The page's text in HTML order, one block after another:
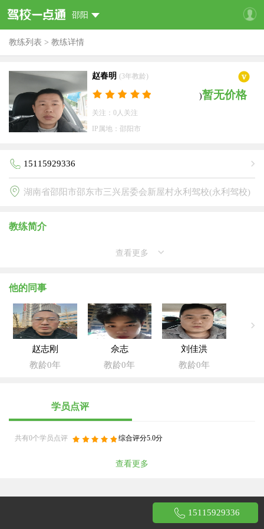
邵阳
教练列表 > 教练详情
赵春明 (3年教龄)
)暂无价格
关注：0人关注
IP属地：邵阳市
15115929336
湖南省邵阳市邵东市三兴居委会新屋村永利驾校(永利驾校)
教练简介
查看更多
他的同事
赵志刚
教龄0年
佘志
教龄0年
刘佳洪
教龄0年
学员点评
共有0个学员点评 综合评分5.0分
查看更多
15115929336